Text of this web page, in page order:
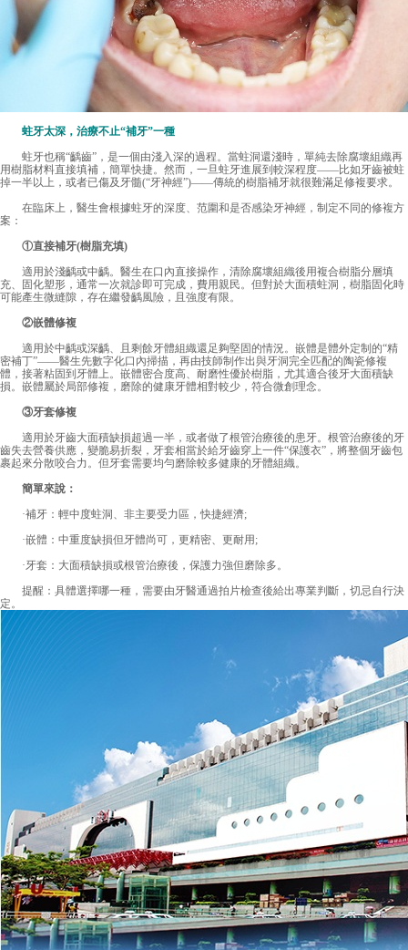
蛀牙太深，治療不止“補牙”一種
蛀牙也稱“齲齒”，是一個由淺入深的過程。當蛀洞還淺時，單純去除腐壞組織再
用樹脂材料直接填補，簡單快捷。然而，一旦蛀牙進展到較深程度——比如牙齒被蛀
掉一半以上，或者已傷及牙髓(“牙神經”)——傳統的樹脂補牙就很難滿足修複要求。
在臨床上，醫生會根據蛀牙的深度、范圍和是否感染牙神經，制定不同的修複方
案：
①直接補牙(樹脂充填)
適用於淺齲或中齲。醫生在口內直接操作，清除腐壞組織後用複合樹脂分層填
充、固化塑形，通常一次就診即可完成，費用親民。但對於大面積蛀洞，樹脂固化時
可能產生微縫隙，存在繼發齲風險，且強度有限。
②嵌體修複
適用於中齲或深齲、且剩餘牙體組織還足夠堅固的情況。嵌體是體外定制的“精
密補丁”——醫生先數字化口內掃描，再由技師制作出與牙洞完全匹配的陶瓷修複
體，接著粘固到牙體上。嵌體密合度高、耐磨性優於樹脂，尤其適合後牙大面積缺
損。嵌體屬於局部修複，磨除的健康牙體相對較少，符合微創理念。
③牙套修複
適用於牙齒大面積缺損超過一半，或者做了根管治療後的患牙。根管治療後的牙
齒失去營養供應，變脆易折裂，牙套相當於給牙齒穿上一件“保護衣”，將整個牙齒包
裹起來分散咬合力。但牙套需要均勻磨除較多健康的牙體組織。
簡單來說：
·補牙：輕中度蛀洞、非主要受力區，快捷經濟;
·嵌體：中重度缺損但牙體尚可，更精密、更耐用;
·牙套：大面積缺損或根管治療後，保護力強但磨除多。
提醒：具體選擇哪一種，需要由牙醫通過拍片檢查後給出專業判斷，切忌自行決
定。